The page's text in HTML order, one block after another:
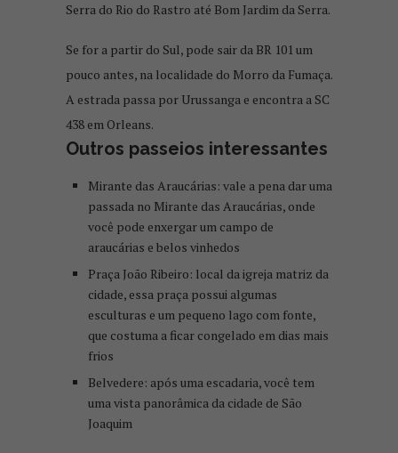
Serra do Rio do Rastro até Bom Jardim da Serra.
Se for a partir do Sul, pode sair da BR 101 um
pouco antes, na localidade do Morro da Fumaça.
A estrada passa por Urussanga e encontra a SC
438 em Orleans.
Outros passeios interessantes
Mirante das Araucárias: vale a pena dar uma
passada no Mirante das Araucárias, onde
você pode enxergar um campo de
araucárias e belos vinhedos
Praça João Ribeiro: local da igreja matriz da
cidade, essa praça possui algumas
esculturas e um pequeno lago com fonte,
que costuma a ficar congelado em dias mais
frios
Belvedere: após uma escadaria, você tem
uma vista panorâmica da cidade de São
Joaquim